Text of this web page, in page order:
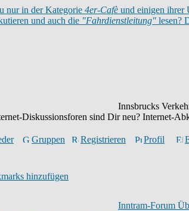
nur in der Kategorie 4er-Cafè und einigen ihrer
und auch die "Fahrdienstleitung" lesen?
Innsbrucks
Diskussionsforen sind Dir neu? Internet-
Gruppen Registrieren Profil
hinzufügen
Inntram-Forum